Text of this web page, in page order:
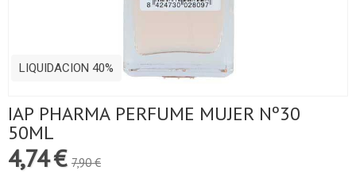
LIQUIDACION 40%
IAP PHARMA PERFUME MUJER Nº30
50ML
4,74 € 7,90 €